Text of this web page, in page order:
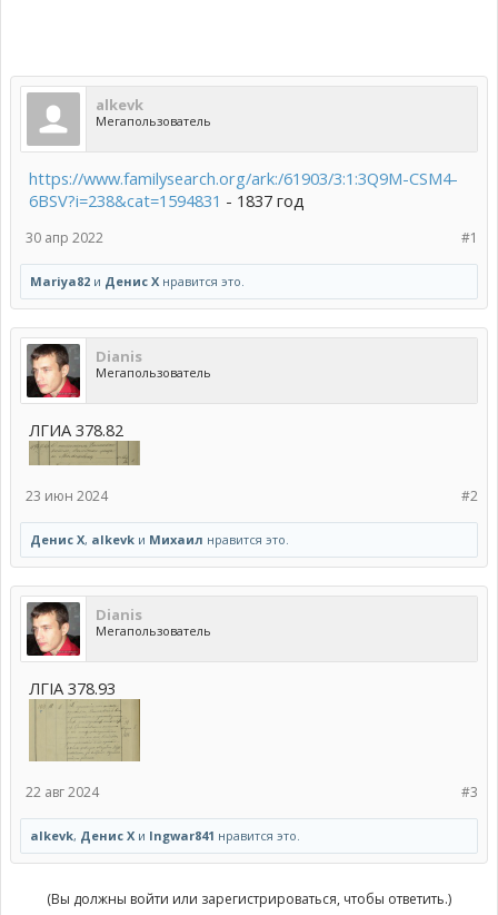
alkevk
Мегапользователь
https://www.familysearch.org/ark:/61903/3:1:3Q9M-CSM4-
6BSV?i=238&cat=1594831 - 1837 год
#1
30 апр 2022
Mariya82 и Денис Х нравится это.
Dianis
Мегапользователь
ЛГИА 378.82
#2
23 июн 2024
Денис Х, alkevk и Михаил нравится это.
Dianis
Мегапользователь
ЛГІА 378.93
#3
22 авг 2024
alkevk, Денис Х и Ingwar841 нравится это.
(Вы должны войти или зарегистрироваться, чтобы ответить.)